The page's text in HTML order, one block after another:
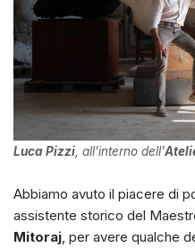
Luca Pizzi , all’interno dell’
Abbiamo avuto il piacere di
assistente storico del
Mitoraj, per avere qualche